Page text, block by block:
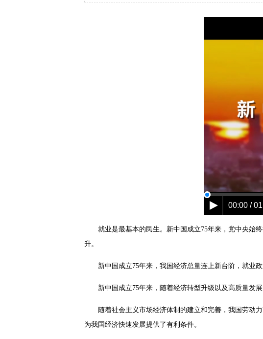
00:00 /
就业是最基本的民生。新中国成立75年来，党中央始
升。
新中国成立75年来，我国经济总量连上新台阶，就业
新中国成立75年来，随着经济转型升级以及高质量发
随着社会主义市场经济体制的建立和完善，我国劳动
为我国经济快速发展提供了有利条件。